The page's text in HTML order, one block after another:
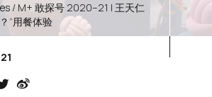
/ M+ 敢探号 2020–21 | 王天仁
”用餐体验